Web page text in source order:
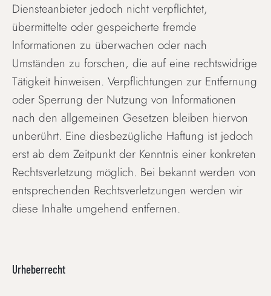
Diensteanbieter jedoch nicht verpflichtet,
übermittelte oder gespeicherte fremde
Informationen zu überwachen oder nach
Umständen zu forschen, die auf eine rechtswidrige
Tätigkeit hinweisen. Verpflichtungen zur Entfernung
oder Sperrung der Nutzung von Informationen
nach den allgemeinen Gesetzen bleiben hiervon
unberührt. Eine diesbezügliche Haftung ist jedoch
erst ab dem Zeitpunkt der Kenntnis einer konkreten
Rechtsverletzung möglich. Bei bekannt werden von
entsprechenden Rechtsverletzungen werden wir
diese Inhalte umgehend entfernen.
Urheberrecht